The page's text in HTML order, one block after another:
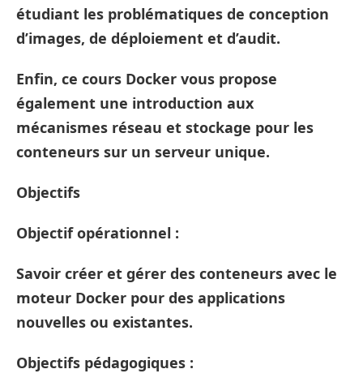
étudiant les problématiques de conception
d’images, de déploiement et d’audit.
Enfin, ce cours Docker vous propose
également une introduction aux
mécanismes réseau et stockage pour les
conteneurs sur un serveur unique.
Objectifs
Objectif opérationnel :
Savoir créer et gérer des conteneurs avec le
moteur Docker pour des applications
nouvelles ou existantes.
Objectifs pédagogiques :